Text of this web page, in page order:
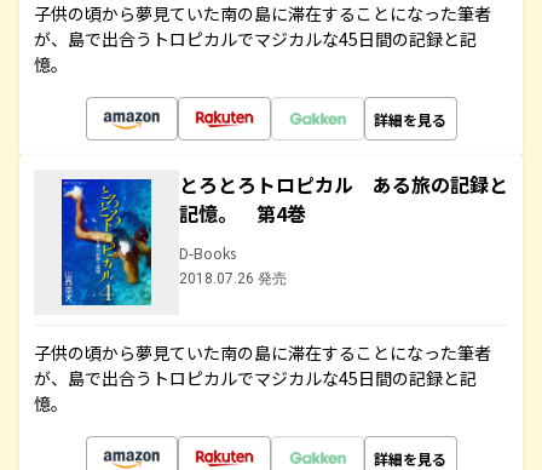
子供の頃から夢見ていた南の島に滞在することになった筆者
が、島で出合うトロピカルでマジカルな45日間の記録と記
憶。
詳細を見る
とろとろトロピカル ある旅の記録と
記憶。 第4巻
D-Books
2018.07.26 発売
子供の頃から夢見ていた南の島に滞在することになった筆者
が、島で出合うトロピカルでマジカルな45日間の記録と記
憶。
詳細を見る